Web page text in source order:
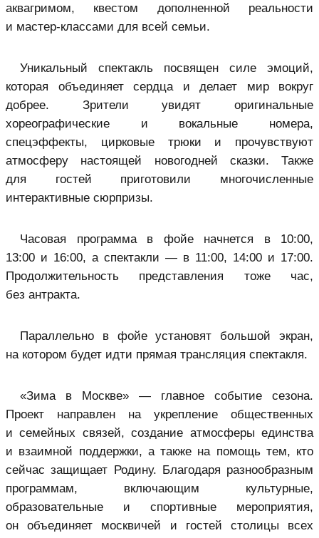
аквагримом, квестом дополненной реальности
и мастер-классами для всей семьи.
Уникальный спектакль посвящен силе эмоций,
которая объединяет сердца и делает мир вокруг
добрее. Зрители увидят оригинальные
хореографические и вокальные номера,
спецэффекты, цирковые трюки и прочувствуют
атмосферу настоящей новогодней сказки. Также
для гостей приготовили многочисленные
интерактивные сюрпризы.
Часовая программа в фойе начнется в 10:00,
13:00 и 16:00, а спектакли — в 11:00, 14:00 и 17:00.
Продолжительность представления тоже час,
без антракта.
Параллельно в фойе установят большой экран,
на котором будет идти прямая трансляция спектакля.
«Зима в Москве» — главное событие сезона.
Проект направлен на укрепление общественных
и семейных связей, создание атмосферы единства
и взаимной поддержки, а также на помощь тем, кто
сейчас защищает Родину. Благодаря разнообразным
программам, включающим культурные,
образовательные и спортивные мероприятия,
он объединяет москвичей и гостей столицы всех